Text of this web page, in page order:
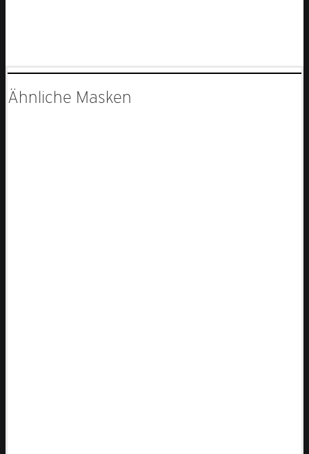
Ähnliche Masken